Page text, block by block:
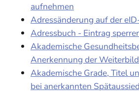
aufnehmen
Adressänderung auf der
Adressbuch - Eintrag
Akademische
Anerkennung der
Akademische Grade, Titel
bei anerkannten